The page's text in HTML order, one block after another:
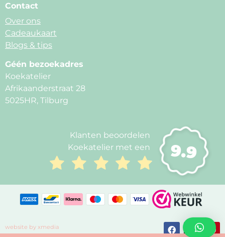
Contact
Over ons
Cadeaukaart
Blogs & tips
Géén bezoekadres
Koekatelier
Afrikaanderstraat 28
5025HR, Tilburg
Klanten beoordelen
Koekatelier met een
9.9
website by xmedia